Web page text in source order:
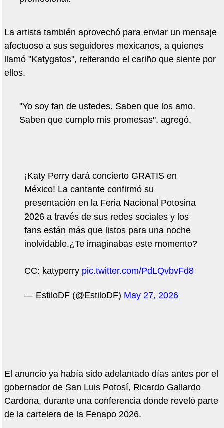
La artista también aprovechó para enviar un mensaje
afectuoso a sus seguidores mexicanos, a quienes
llamó "Katygatos", reiterando el cariño que siente por
ellos.
"Yo soy fan de ustedes. Saben que los amo.
Saben que cumplo mis promesas", agregó.
¡Katy Perry dará concierto GRATIS en
México! La cantante confirmó su
presentación en la Feria Nacional Potosina
2026 a través de sus redes sociales y los
fans están más que listos para una noche
inolvidable.¿Te imaginabas este momento?
CC: katyperry pic.twitter.com/PdLQvbvFd8
— EstiloDF (@EstiloDF) May 27, 2026
El anuncio ya había sido adelantado días antes por el
gobernador de San Luis Potosí, Ricardo Gallardo
Cardona, durante una conferencia donde reveló parte
de la cartelera de la Fenapo 2026.